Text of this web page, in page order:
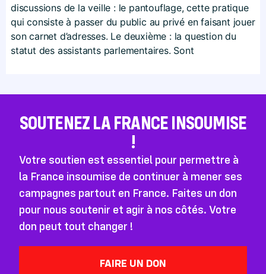
discussions de la veille : le pantouflage, cette pratique
qui consiste à passer du public au privé en faisant jouer
son carnet d’adresses. Le deuxième : la question du
statut des assistants parlementaires. Sont
SOUTENEZ LA FRANCE INSOUMISE
!
Votre soutien est essentiel pour permettre à
la France insoumise de continuer à mener ses
campagnes partout en France. Faites un don
pour nous soutenir et agir à nos côtés. Votre
don peut tout changer !
FAIRE UN DON